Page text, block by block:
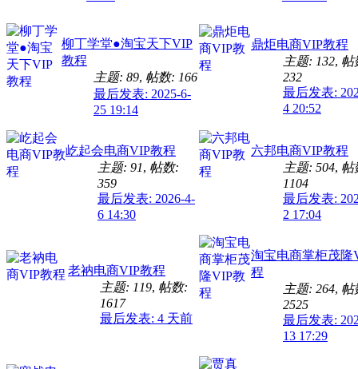
柳丁学堂●淘宝天下VIP
教程
主题: 89, 帖数: 166
最后发表: 2025-6-
25 19:14
鼎炬电商VIP教程
主题: 132, 帖
232
最后发表:
4 20:52
屹起会电商VIP教程
主题: 91, 帖数:
359
最后发表: 2026-4-
6 14:30
六邦电商VIP教程
主题: 504, 帖
1104
最后发表:
2 17:04
老衲电商VIP教程
主题: 119, 帖数:
1617
最后发表: 4 天前
淘宝电商掌柜茂隆
程
主题: 264, 帖
2525
最后发表:
13 17:29